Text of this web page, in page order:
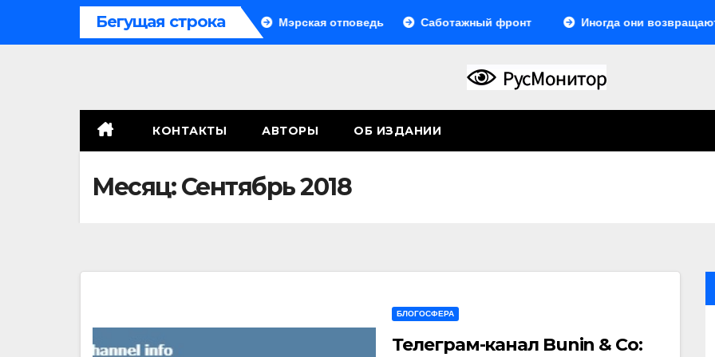
Бегущая строка
Система больше не монолитна Мэрская отповедь Саботажный фронт Иногда они возвращаются…
КОНТАКТЫ АВТОРЫ ОБ ИЗДАНИИ
Месяц:Сентябрь 2018
БЛОГОСФЕРА
Телеграм-канал Bunin & Co: